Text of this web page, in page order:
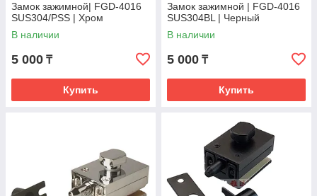
Замок зажимной| FGD-4016
SUS304/PSS | Хром
В наличии
5 000 ₸
Купить
Замок зажимной | FGD-4016
SUS304BL | Черный
В наличии
5 000 ₸
Купить